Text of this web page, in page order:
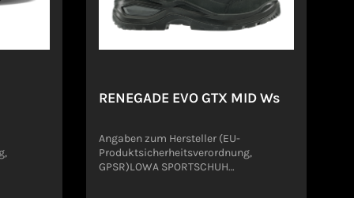
geh
RENEGADE EVO GTX MID Ws
Angaben zum Hersteller (EU-
Produktsicherheitsverordnung,
GPSR)LOWA SPORTSCHUH